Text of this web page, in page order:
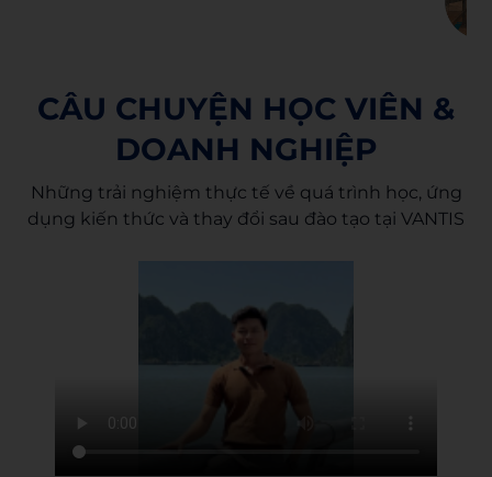
CÂU CHUYỆN HỌC VIÊN &
DOANH NGHIỆP
Những trải nghiệm thực tế về quá trình học, ứng
dụng kiến thức và thay đổi sau đào tạo tại VANTIS